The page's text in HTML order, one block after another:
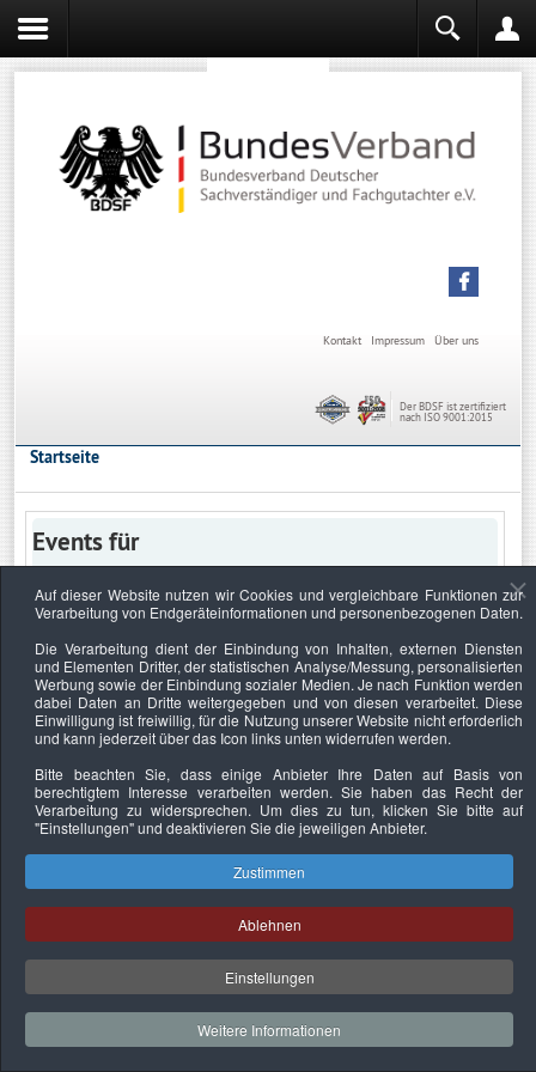
Über uns
Impressum
Kontakt
Der BDSF ist zertifiziert
nach ISO 9001:2015
Startseite
Events für
Keine Termine
Datenschutzerklärung Urheberrechtsnachweise Nachhaltigkeit
Copyright © 2026. Bundesverband Deutscher
Sachverständiger und Fachgutachter e.V..
Auf dieser Website nutzen wir Cookies und vergleichbare Funktionen zur
Verarbeitung von Endgeräteinformationen und personenbezogenen Daten.
Die Verarbeitung dient der Einbindung von Inhalten, externen Diensten
und Elementen Dritter, der statistischen Analyse/Messung, personalisierten
Werbung sowie der Einbindung sozialer Medien. Je nach Funktion werden
dabei Daten an Dritte weitergegeben und von diesen verarbeitet. Diese
Einwilligung ist freiwillig, für die Nutzung unserer Website nicht erforderlich
und kann jederzeit über das Icon links unten widerrufen werden.
Bitte beachten Sie, dass einige Anbieter Ihre Daten auf Basis von
berechtigtem Interesse verarbeiten werden. Sie haben das Recht der
Verarbeitung zu widersprechen. Um dies zu tun, klicken Sie bitte auf
"Einstellungen"und deaktivieren Sie die jeweiligen Anbieter.
Zustimmen
Ablehnen
Einstellungen
Weitere Informationen